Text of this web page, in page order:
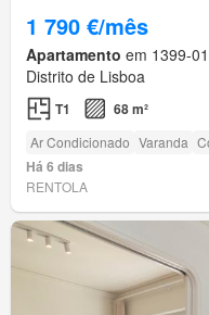
1 790 €/mês
Apartamento em 1399-
Distrito de Lisboa
T1 68 m²
Ar Condicionado Varanda
Há 6 dias
RENTOLA